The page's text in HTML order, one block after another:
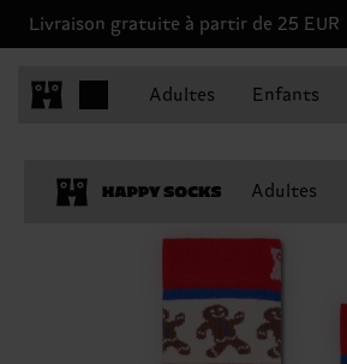
Livraison gratuite à partir de 25 EUR
Adultes Enfants
Adultes